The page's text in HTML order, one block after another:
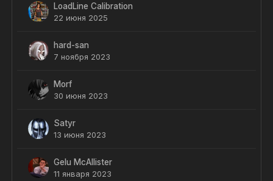
LoadLine Calibration
22 июня 2025
hard-san
7 ноября 2023
Morf
30 июня 2023
Satyr
13 июня 2023
Gelu McAllister
11 января 2023